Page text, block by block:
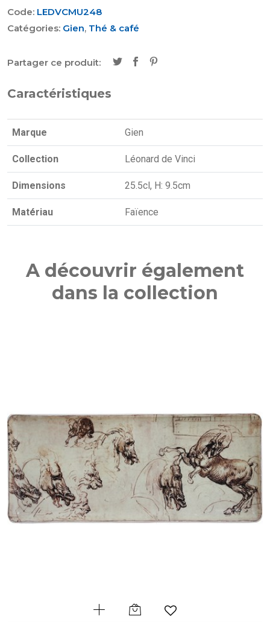
Code: LEDVCMU248
Catégories: Gien, Thé & café
Partager ce produit:
Caractéristiques
Marque Gien
Collection Léonard de Vinci
Dimensions 25.5cl, H: 9.5cm
Matériau Faïence
A découvrir également
dans la collection